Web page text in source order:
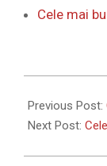
Cele mai
02-
08
Previous Post:
Next Post: